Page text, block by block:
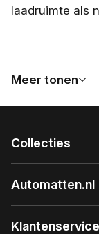
laadruimte als
Meer tonen
Collecties
Automatten.nl
Klantenservice